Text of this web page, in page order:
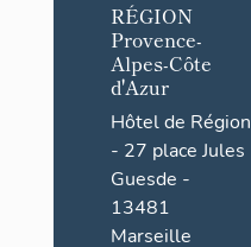
RÉGION
Provence-
Alpes-Côte
d'Azur
Hôtel de Région
- 27 place Jules
Guesde -
13481
Marseille